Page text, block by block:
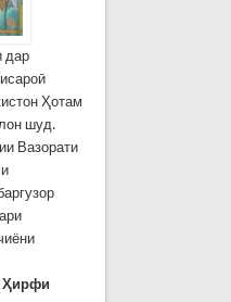
дар
Ҳотам
шуд.
Вазорати